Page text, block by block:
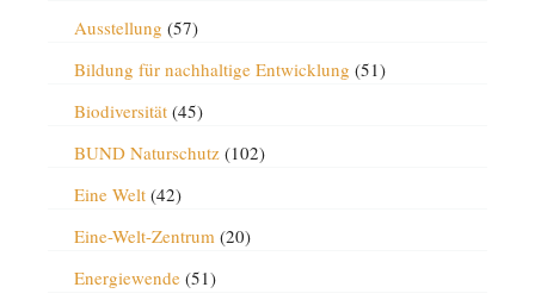
Ausstellung (57)
Bildung für nachhaltige Entwicklung (51)
Biodiversität(45)
BUND Naturschutz(102)
Eine Welt(42)
Eine-Welt-Zentrum(20)
Energiewende(51)